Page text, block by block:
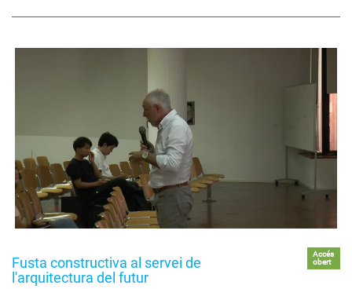
Fusta constructiva al servei de
l'arquitectura del futur
Accés
obert